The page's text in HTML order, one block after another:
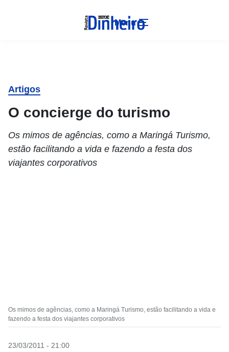
Menu
Artigos
O concierge do turismo
Os mimos de agências, como a Maringá Turismo,
estão facilitando a vida e fazendo a festa dos
viajantes corporativos
Os mimos de agências, como a Maringá Turismo, estão facilitando a vida e
fazendo a festa dos viajantes corporativos
23/03/2011 - 21:00